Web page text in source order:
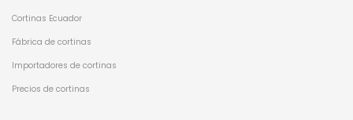
Cortinas Ecuador
Fábrica de cortinas
Importadores de cortinas
Precios de cortinas